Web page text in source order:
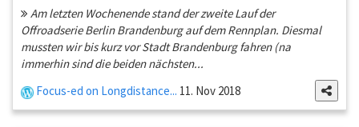
Am letzten Wochenende stand der zweite Lauf der
Offroadserie Berlin Brandenburg auf dem Rennplan. Diesmal
mussten wir bis kurz vor Stadt Brandenburg fahren (na
immerhin sind die beiden nächsten...
Focus-ed on Longdistance... 11. Nov 2018